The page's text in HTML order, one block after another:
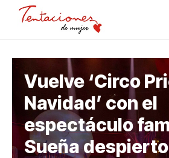
Vuelve ‘Circo
Navidad’ con el
espectáculo
Sueña despierto